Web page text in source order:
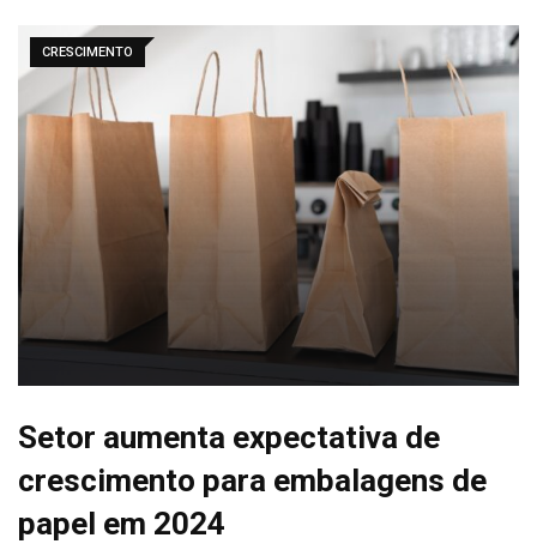
CRESCIMENTO
Setor aumenta expectativa de
crescimento para embalagens de
papel em 2024